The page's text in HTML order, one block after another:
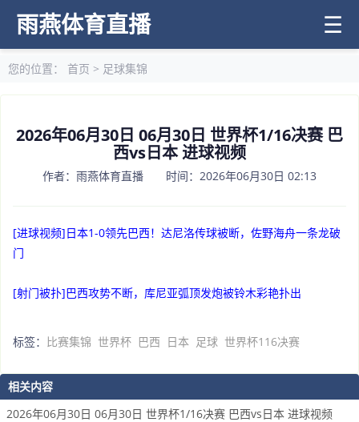
雨燕体育直播 ☰
您的位置： 首页 > 足球集锦
2026年06月30日 06月30日 世界杯1/16决赛 巴
西vs日本 进球视频
作者：雨燕体育直播 时间：2026年06月30日 02:13
[进球视频]日本1-0领先巴西！达尼洛传球被断，佐野海舟一条龙破
门
[射门被扑]巴西攻势不断，库尼亚弧顶发炮被铃木彩艳扑出
标签： 比赛集锦 世界杯 巴西 日本 足球 世界杯116决赛
相关内容
2026年06月30日 06月30日 世界杯1/16决赛 巴西vs日本 进球视频